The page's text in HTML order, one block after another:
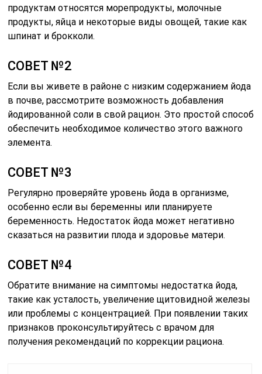
продуктам относятся морепродукты, молочные
продукты, яйца и некоторые виды овощей, такие как
шпинат и брокколи.
СОВЕТ №2
Если вы живете в районе с низким содержанием йода
в почве, рассмотрите возможность добавления
йодированной соли в свой рацион. Это простой способ
обеспечить необходимое количество этого важного
элемента.
СОВЕТ №3
Регулярно проверяйте уровень йода в организме,
особенно если вы беременны или планируете
беременность. Недостаток йода может негативно
сказаться на развитии плода и здоровье матери.
СОВЕТ №4
Обратите внимание на симптомы недостатка йода,
такие как усталость, увеличение щитовидной железы
или проблемы с концентрацией. При появлении таких
признаков проконсультируйтесь с врачом для
получения рекомендаций по коррекции рациона.